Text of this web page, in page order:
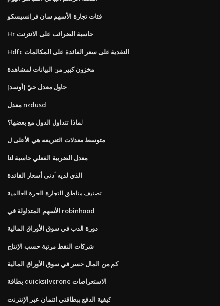
فئات تجارة الأسهم سان فرانسيسكو
Hr حاسبة الضرائب على الانترنت
Hdfc النقدية على سعر الفائدة على المكالمات
مخزون كبير من البيانات لمشاهدة
[أوسد] حاول معدل حيّ
معدل nzdusd
لماذا تتداول الدول مع بعضها؟
متوسط ​​معدلات التعريفة هي الأعلى ل
معدل الضريبة الفعلي حاسبة لنا
الذي لديه أدنى أسعار الفائدة
تصنيف مناطق التجارة الحرة العالمية
الأسهم المتداولة في robinhood
دورة الدب في سوق الأوراق المالية
شركات النفط مرتبة حسب الإنتاج
كم من المال خسر في سوق الأوراق المالية
بطاقة quicksilverone الاستعراضات
كيفية الدفع ببطاقتي ائتمان عبر الإنترنت